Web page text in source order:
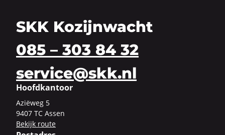
SKK Kozijnwacht
085 – 303 84 32
service@skk.nl
Hoofdkantoor
Azi­ë­weg 5
9407 TC Assen
Be­kijk route